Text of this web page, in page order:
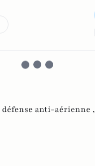
défense anti-aérienne ,